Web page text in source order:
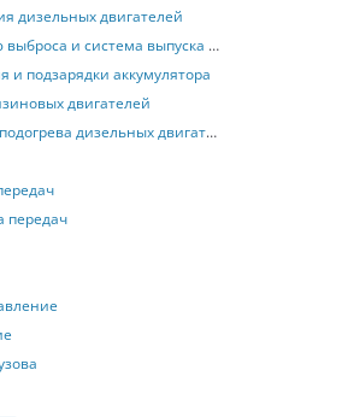
дизельных двигателей
система выпуска отработавших газов
и подзарядки аккумулятора
двигателей
дизельных двигателей
передач